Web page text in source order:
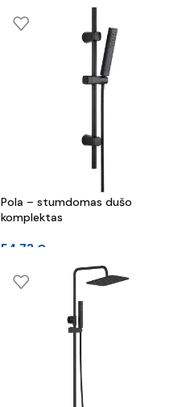
Pola – stumdomas dušo
komplektas
54.73 €